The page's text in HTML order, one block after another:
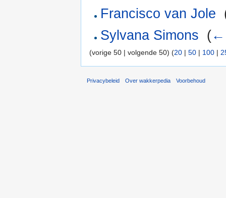
Francisco van Jole
Sylvana Simons (←
(vorige 50 | volgende 50) (20 | 50 | 100 |
Privacybeleid Over wakkerpedia Voorbehoud